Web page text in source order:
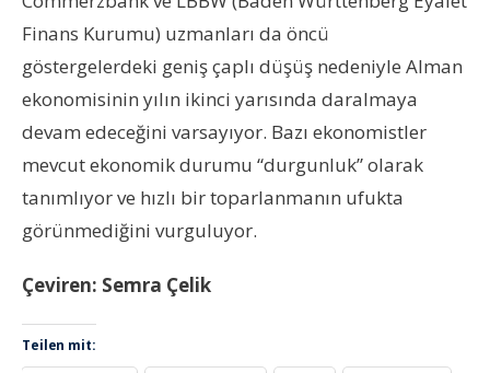
Finans Kurumu) uzmanları da öncü
göstergelerdeki geniş çaplı düşüş nedeniyle Alman
ekonomisinin yılın ikinci yarısında daralmaya
devam edeceğini varsayıyor. Bazı ekonomistler
mevcut ekonomik durumu “durgunluk” olarak
tanımlıyor ve hızlı bir toparlanmanın ufukta
görünmediğini vurguluyor.
Çeviren: Semra Çelik
Teilen mit: